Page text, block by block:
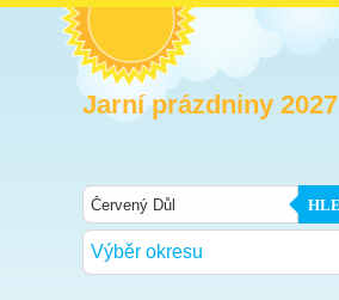
Jarní prázdniny 2027
Výběr okresu